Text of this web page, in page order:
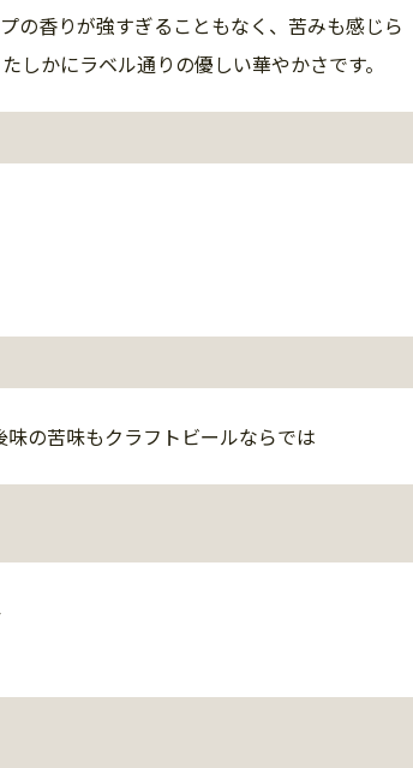
の香りが強すぎることもなく、苦みも感じら
しかにラベル通りの優しい華やかさです。
の苦味もクラフトビールならでは